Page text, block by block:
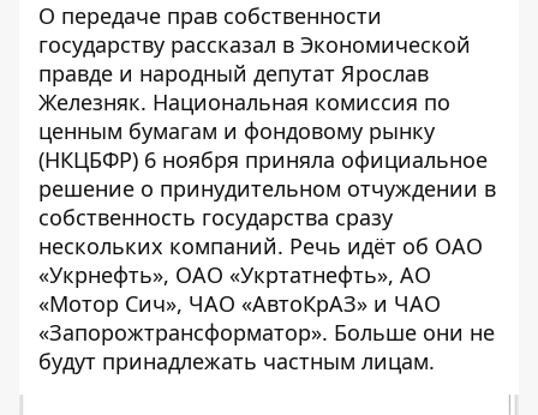
О передаче прав собственности
государству рассказал в Экономической
правде и народный депутат Ярослав
Железняк. Национальная комиссия по
ценным бумагам и фондовому рынку
(НКЦБФР) 6 ноября приняла официальное
решение о принудительном отчуждении в
собственность государства сразу
нескольких компаний. Речь идёт об ОАО
«Укрнефть», ОАО «Укртатнефть», АО
«Мотор Сич», ЧАО «АвтоКрАЗ» и ЧАО
«Запорожтрансформатор». Больше они не
будут принадлежать частным лицам.